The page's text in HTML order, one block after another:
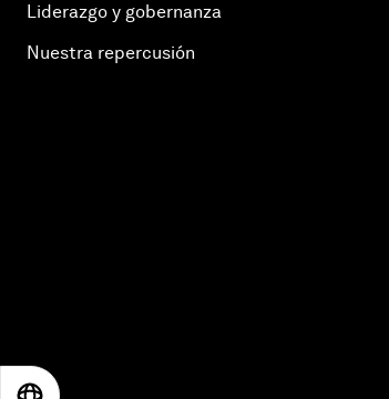
Liderazgo y gobernanza
Nuestra repercusión